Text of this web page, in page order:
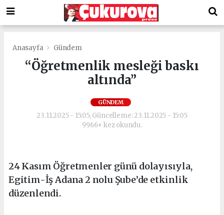
Anasayfa Gündem
“Öğretmenlik mesleği baskı
altında”
GÜNDEM
23.11.2025 - 15:05, Güncelleme: 23.11.2025 - 15:05
9966+ kez okundu.
24 Kasım Öğretmenler günü dolayısıyla,
Egitim-İş Adana 2 nolu Şube’de etkinlik
düzenlendi.